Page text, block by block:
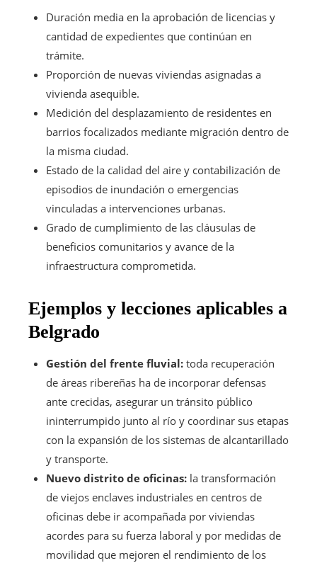
Duración media en la aprobación de licencias y
cantidad de expedientes que continúan en
trámite.
Proporción de nuevas viviendas asignadas a
vivienda asequible.
Medición del desplazamiento de residentes en
barrios focalizados mediante migración dentro de
la misma ciudad.
Estado de la calidad del aire y contabilización de
episodios de inundación o emergencias
vinculadas a intervenciones urbanas.
Grado de cumplimiento de las cláusulas de
beneficios comunitarios y avance de la
infraestructura comprometida.
Ejemplos y lecciones aplicables a
Belgrado
Gestión del frente fluvial: toda recuperación
de áreas ribereñas ha de incorporar defensas
ante crecidas, asegurar un tránsito público
ininterrumpido junto al río y coordinar sus etapas
con la expansión de los sistemas de alcantarillado
y transporte.
Nuevo distrito de oficinas: la transformación
de viejos enclaves industriales en centros de
oficinas debe ir acompañada por viviendas
acordes para su fuerza laboral y por medidas de
movilidad que mejoren el rendimiento de los